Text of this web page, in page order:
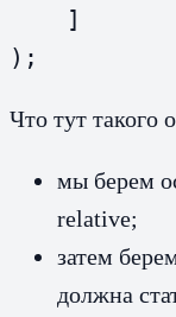
);
Что тут такого
мы берем
relative;
затем
должна